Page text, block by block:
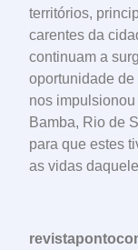
territórios,
carentes da
continuam a
oportunidade
nos
Bamba, Rio de
para que estes
as vidas